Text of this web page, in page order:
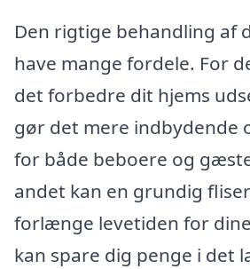
Den rigtige behandling af
have mange fordele. For
det forbedre dit hjems
gør det mere indbydende
for både beboere og
andet kan en grundig
forlænge levetiden for
kan spare dig penge i det